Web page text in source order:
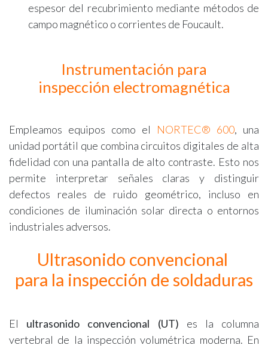
espesor del recubrimiento mediante métodos de
campo magnético o corrientes de Foucault.
Instrumentación para
inspección electromagnética
Empleamos equipos como el NORTEC® 600, una
unidad portátil que combina circuitos digitales de alta
fidelidad con una pantalla de alto contraste. Esto nos
permite interpretar señales claras y distinguir
defectos reales de ruido geométrico, incluso en
condiciones de iluminación solar directa o entornos
industriales adversos.
Ultrasonido convencional
para la inspección de soldaduras
El ultrasonido convencional (UT) es la columna
vertebral de la inspección volumétrica moderna. En